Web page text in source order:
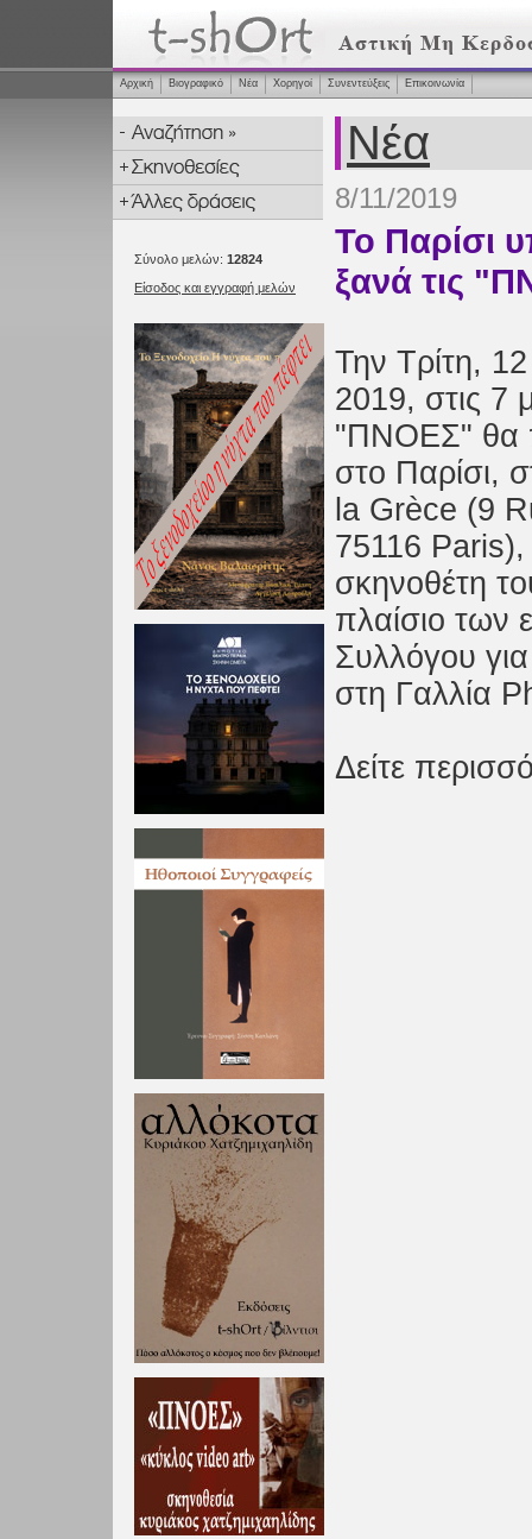
Αρχική Βιογραφικό Νέα Χορηγοί Συνεντεύξεις Επικοινωνία
Σύνολο μελών: 12824
Είσοδος και εγγραφή μελών
Νέα
8/11/2019
Το Παρίσι
ξανά τις
Την Τρίτη,
2019, στις 7
"ΠΝΟΕΣ" θα
στο Παρίσι,
la Grèce (9
75116
σκηνοθέτη
πλαίσιο των
Συλλόγου
στη Γαλλία
Δείτε